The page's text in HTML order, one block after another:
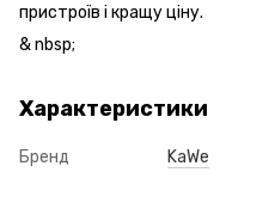
пристроїв і кращу ціну.
& nbsp;
Характеристики
Бренд KaWe